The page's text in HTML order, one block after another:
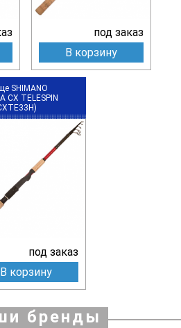
под заказ
В корзину
SHIMANO
CX TELESPIN
под заказ
В корзину
бренды